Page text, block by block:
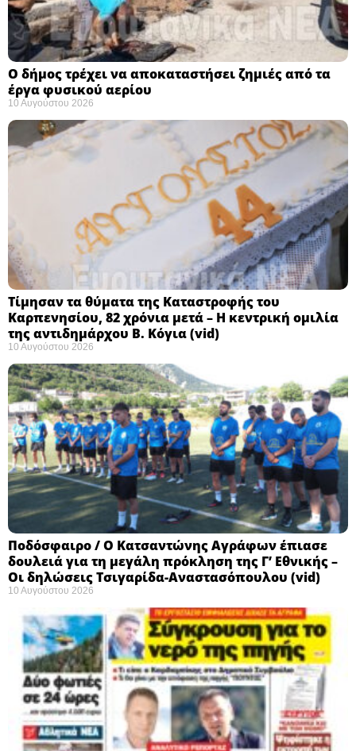
Ο δήμος τρέχει να αποκαταστήσει ζημιές από τα
έργα φυσικού αερίου
10 Αυγούστου 2026
Τίμησαν τα θύματα της Καταστροφής του
Καρπενησίου, 82 χρόνια μετά – Η κεντρική ομιλία
της αντιδημάρχου Β. Κόγια (vid)
10 Αυγούστου 2026
Ποδόσφαιρο / Ο Κατσαντώνης Αγράφων έπιασε
δουλειά για τη μεγάλη πρόκληση της Γ’ Εθνικής –
Οι δηλώσεις Τσιγαρίδα-Αναστασόπουλου (vid)
10 Αυγούστου 2026